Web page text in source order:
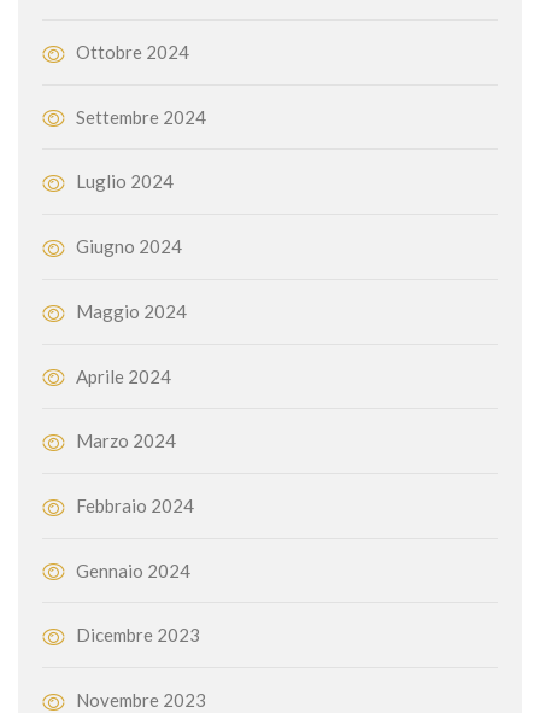
Ottobre 2024
Settembre 2024
Luglio 2024
Giugno 2024
Maggio 2024
Aprile 2024
Marzo 2024
Febbraio 2024
Gennaio 2024
Dicembre 2023
Novembre 2023